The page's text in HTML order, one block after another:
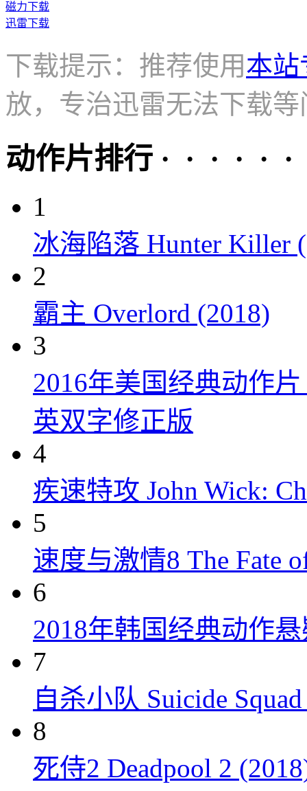
磁力下载
迅雷下载
下载提示：推荐使用本站
放，专治迅雷无法下载等
动作片排行 · · · · · ·
1
冰海陷落 Hunter Killer
2
霸主 Overlord (2018)
3
2016年美国经典动作
英双字修正版
4
疾速特攻 John Wick:
5
速度与激情8 The Fate
6
2018年韩国经典动作
7
自杀小队 Suicide
8
死侍2 Deadpool 2